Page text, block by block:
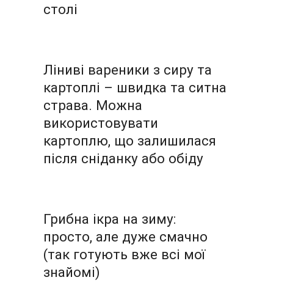
столі
Ліниві вареники з сиру та
картоплі – швидка та ситна
страва. Можна
використовувати
картоплю, що залишилася
після сніданку або обіду
Грибна ікра на зиму:
просто, але дуже смачно
(так готують вже всі мої
знайомі)